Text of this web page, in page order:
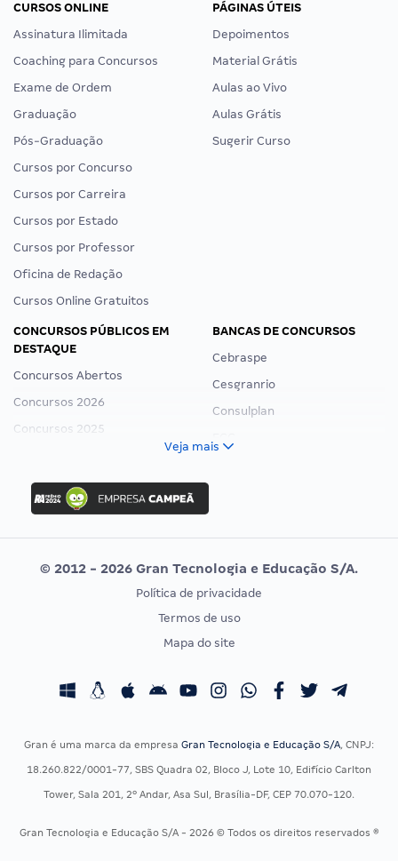
CURSOS ONLINE
Assinatura Ilimitada
Coaching para Concursos
Exame de Ordem
Graduação
Pós-Graduação
Cursos por Concurso
Cursos por Carreira
Cursos por Estado
Cursos por Professor
Oficina de Redação
Cursos Online Gratuitos
PÁGINAS ÚTEIS
Depoimentos
Material Grátis
Aulas ao Vivo
Aulas Grátis
Sugerir Curso
CONCURSOS PÚBLICOS EM
DESTAQUE
Concursos Abertos
Concursos 2026
Concursos 2025
Concurso Ibama
Concurso MPU
Editais publicados
BANCAS DE CONCURSOS
Cebraspe
Cesgranrio
Consulplan
Vunesp
CONCURSOS POR PROFISSÃO
Concursos Fiscais
Concursos Saúde
Residência Multiprofissional
EXAME DE ORDEM
Calendário OAB
Veja mais
© 2012 - 2026 Gran Tecnologia e Educação S/A.
Política de privacidade
Termos de uso
Mapa do site
Gran é uma marca da empresa Gran Tecnologia e Educação S/A, CNPJ:
18.260.822/0001-77, SBS Quadra 02, Bloco J, Lote 10, Edifício Carlton
Tower, Sala 201, 2º Andar, Asa Sul, Brasília-DF, CEP 70.070-120.
Gran Tecnologia e Educação S/A - 2026 © Todos os direitos reservados ®